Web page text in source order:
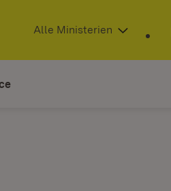
in neuem Fenster)
Alle Ministerien